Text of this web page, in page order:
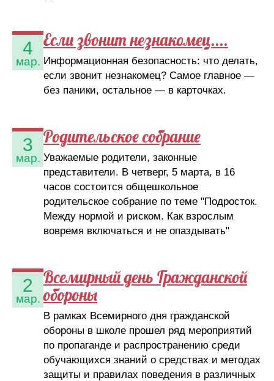
4
мар.
Если звонит незнакомец....
Информационная безопасность: что делать,
если звонит незнакомец? Самое главное —
без паники, остальное — в карточках.
3
мар.
Родительское собрание
Уважаемые родители, законные
представители. В четверг, 5 марта, в 16
часов состоится общешкольное
родительское собрание по теме "Подросток.
Между нормой и риском. Как взрослым
вовремя включаться и не опаздывать"
2
мар.
Всемирный день Гражданской
обороны
В рамках Всемирного дня гражданской
обороны в школе прошел ряд мероприятий
по пропаганде и распространению среди
обучающихся знаний о средствах и методах
защиты и правилах поведения в различных